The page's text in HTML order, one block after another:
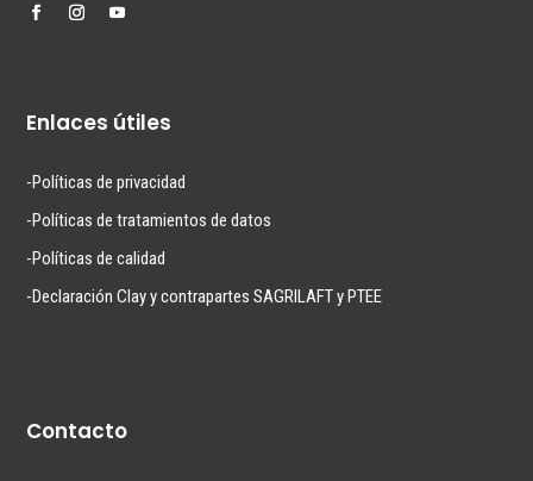
Enlaces útiles
-Políticas de privacidad
-Políticas de tratamientos de datos
-Políticas de calidad
-Declaración Clay y contrapartes SAGRILAFT y PTEE
Contacto